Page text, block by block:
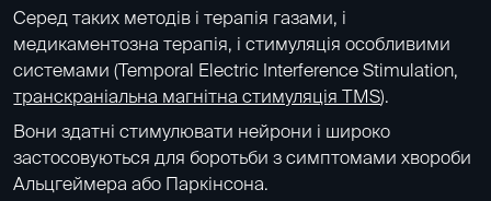
Серед таких методів і терапія газами, і
медикаментозна терапія, і стимуляція особливими
системами (Temporal Electric Interference Stimulation,
транскраніальна магнітна стимуляція ТМS).
Вони здатні стимулювати нейрони і широко
застосовуються для боротьби з симптомами хвороби
Альцгеймера або Паркінсона.